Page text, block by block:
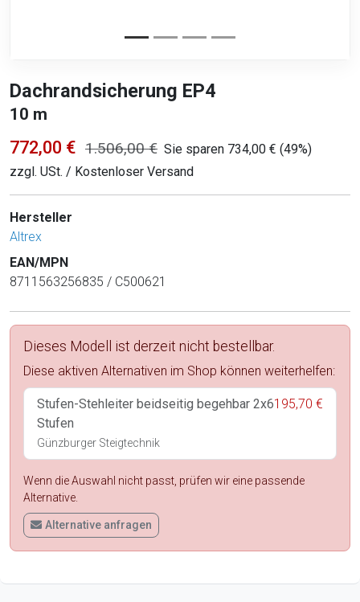
Dachrandsicherung EP4
10 m
772,00 € 1.506,00 € Sie sparen 734,00 € (49%)
zzgl. USt. / Kostenloser Versand
Hersteller
Altrex
EAN/MPN
8711563256835 / C500621
Dieses Modell ist derzeit nicht bestellbar.
Diese aktiven Alternativen im Shop können weiterhelfen:
Stufen-Stehleiter beidseitig begehbar 2x6
Stufen
Günzburger Steigtechnik
195,70 €
Wenn die Auswahl nicht passt, prüfen wir eine passende
Alternative.
Alternative anfragen